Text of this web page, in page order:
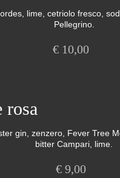
lime, cetriolo fresco,
Pellegrino.
€ 10,00
rosa
gin, zenzero, Fever Tree
bitter Campari, lime.
€ 9,00